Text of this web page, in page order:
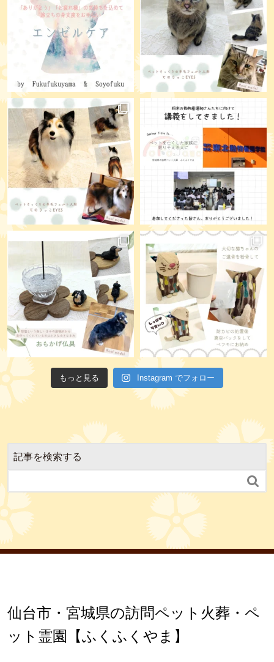
もっと見る Instagram でフォロー
記事を検索する

仙台市・宮城県の訪問ペット火葬・ペ
ット霊園【ふくふくやま】